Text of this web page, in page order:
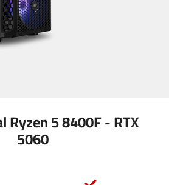
Ryzen 5 8400F - RTX
5060